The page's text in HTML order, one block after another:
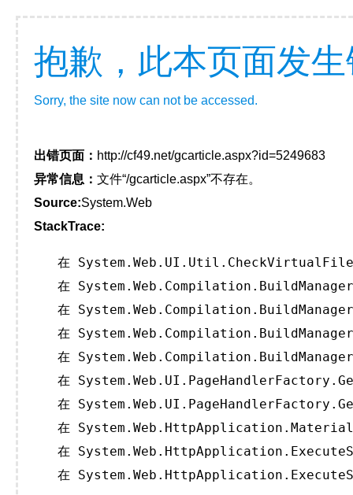
抱歉，此本页面发
Sorry, the site now can not be accessed.
出错页面： http://cf49.net/gcarticle.aspx?id=5249683
异常信息： 文件“/gcarticle.aspx”不存在。
Source:System.Web
StackTrace:
在
在
在
在
在
在
在
在
在
在